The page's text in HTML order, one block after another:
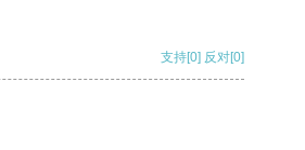
支持[0] 反对[0]